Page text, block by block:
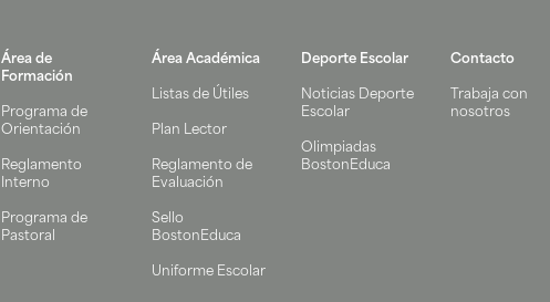
Área de
Formación
Programa de
Orientación
Reglamento
Interno
Programa de
Pastoral
Área Académica
Listas de Útiles
Plan Lector
Reglamento de
Evaluación
Sello
BostonEduca
Uniforme Escolar
Deporte Escolar
Noticias Deporte
Escolar
Olimpiadas
BostonEduca
Contacto
Trabaja con
nosotros